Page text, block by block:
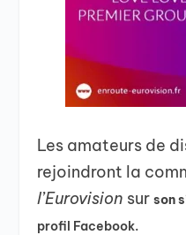
Les amateurs de
rejoindront la
l’Eurovision surson
profil Facebook.